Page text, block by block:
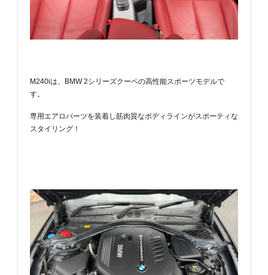
M240iは、BMW 2シリーズクーペの高性能スポーツモデルで
す。
専用エアロパーツを装着し筋肉質なボディラインがスポーティな
スタイリング！